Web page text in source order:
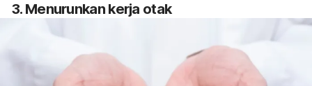
3. Menurunkan kerja otak